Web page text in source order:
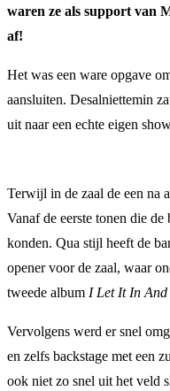
waren ze als support van
af!
Het was een ware opgave
aansluiten. Desalniettemin
uit naar een echte eigen
Terwijl in de zaal de een na
Vanaf de eerste tonen die
konden. Qua stijl heeft de
opener voor de zaal, waar
tweede album I Let It In
Vervolgens werd er snel
en zelfs backstage met een
ook niet zo snel uit het veld